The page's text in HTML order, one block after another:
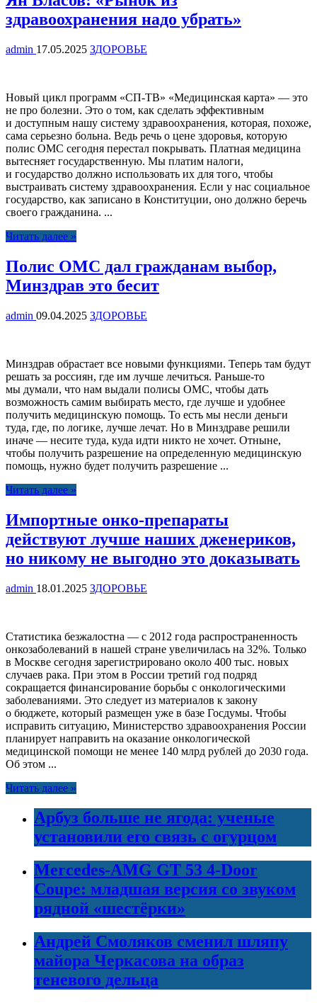
здравоохранения надо убрать»
admin 17.05.2025 ЗДОРОВЬЕ
Новый цикл программ «СП-ТВ» «Медицинская карта» — это
не про болезни. Это о том, как сделать эффективным
и доступным нашу систему здравоохранения, которая, похоже,
сама серьезно больна. Ведь речь о цене здоровья, которую
полис ОМС сегодня перестал покрывать. Платная медицина
вытесняет государственную. Мы платим налоги,
и государство должно использовать их для того, чтобы
выстраивать систему здравоохранения. Если у нас социальное
государство, как записано в Конституции, оно должно беречь
своего гражданина. ...
Читать далее »
Полис ОМС дал гражданам выбор,
Минздрав это бесит
admin 09.04.2025 ЗДОРОВЬЕ
Минздрав обрастает все новыми функциями. Теперь там будут
решать за россиян, где им лучше лечиться. Раньше-то
мы думали, что нам выдали полисы ОМС, чтобы дать
возможность самим выбирать место, где лучше и удобнее
получить медицинскую помощь. То есть мы несли деньги
туда, где, по логике, лучше лечат. Но в Минздраве решили
иначе — несите туда, куда идти никто не хочет. Отныне,
чтобы получить разрешение на определенную медицинскую
помощь, нужно будет получить разрешение ...
Читать далее »
Импортные онко-препараты
действуют лучше наших дженериков,
но никому не выгодно это доказывать
admin 18.01.2025 ЗДОРОВЬЕ
Статистика безжалостна — с 2012 года распространенность
онкозаболеваний в нашей стране увеличилась на 32%. Только
в Москве сегодня зарегистрировано около 400 тыс. новых
случаев рака. При этом в России третий год подряд
сокращается финансирование борьбы с онкологическими
заболеваниями. Это следует из материалов к закону
о бюджете, который размещен уже в базе Госдумы. Чтобы
исправить ситуацию, Министерство здравоохранения России
планирует направить на оказание онкологической
медицинской помощи не менее 140 млрд рублей до 2030 года.
Об этом ...
Читать далее »
Арбуз больше не ягода: ученые
установили его связь с огурцом
Mercedes-AMG GT 53 4-Door
Coupe: младшая версия со звуком
рядной «шестёрки»
Андрей Смоляков сменил шляпу
майора Черкасова на образ
теневого дельца